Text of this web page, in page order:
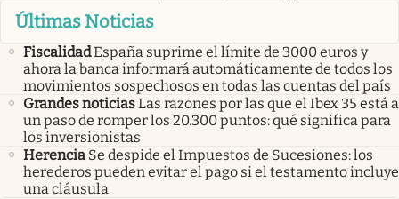
Últimas Noticias
FiscalidadEspaña suprime el límite de 3000 euros y
ahora la banca informará automáticamente de todos los
movimientos sospechosos en todas las cuentas del país
Grandes noticiasLas razones por las que el Ibex 35 está a
un paso de romper los 20.300 puntos: qué significa para
los inversionistas
Herencia Se despide el Impuestos de Sucesiones: los
herederos pueden evitar el pago si el testamento incluye
una cláusula